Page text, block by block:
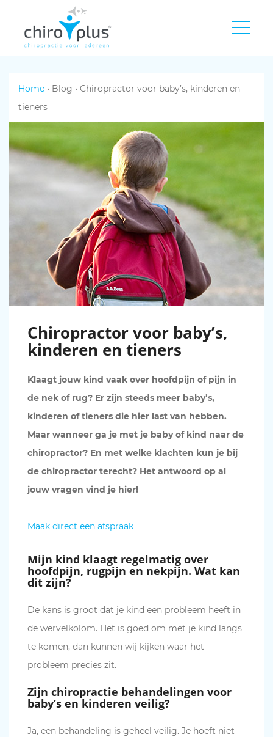
Home • Blog • Chiropractor voor baby’s, kinderen en
tieners
Chiropractor voor baby’s,
kinderen en tieners
Klaagt jouw kind vaak over hoofdpijn of pijn in
de nek of rug? Er zijn steeds meer baby’s,
kinderen of tieners die hier last van hebben.
Maar wanneer ga je met je baby of kind naar de
chiropractor? En met welke klachten kun je bij
de chiropractor terecht? Het antwoord op al
jouw vragen vind je hier!
Maak direct een afspraak
Mijn kind klaagt regelmatig over
hoofdpijn, rugpijn en nekpijn. Wat kan
dit zijn?
De kans is groot dat je kind een probleem heeft in
de wervelkolom. Het is goed om met je kind langs
te komen, dan kunnen wij kijken waar het
probleem precies zit.
Zijn chiropractie behandelingen voor
baby’s en kinderen veilig?
Ja, een behandeling is geheel veilig. Je hoeft niet